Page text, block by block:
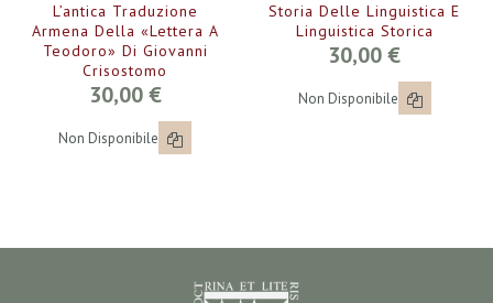
L’antica Traduzione
Armena Della «Lettera A
Teodoro» Di Giovanni
Crisostomo
30,00 €
Non Disponibile
Storia Delle Linguistica E
Linguistica Storica
30,00 €
Non Disponibile